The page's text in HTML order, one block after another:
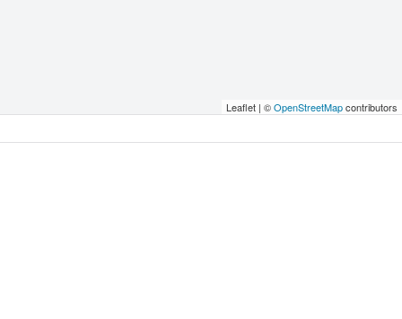
Leaflet | ©OpenStreetMapcontributors